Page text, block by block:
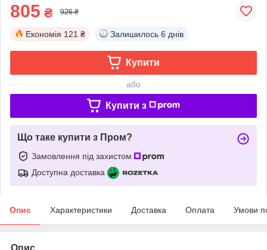
805 ₴ 926 ₴
Економія 121 ₴ Залишилось 6 днів
Купити
або
Купити з
Що таке купити з Пром?
Замовлення під захистом
Доступна доставка
Опис Характеристики Доставка Оплата Умови
Опис